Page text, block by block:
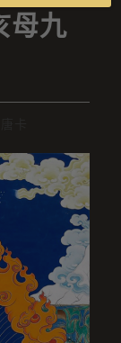
母九